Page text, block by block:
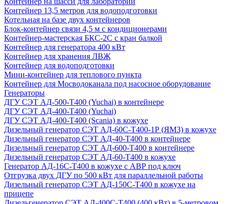
Контейнер 13,5 метров для водоподготовки
Котельная на базе двух контейнеров
Блок-контейнер связи 4,5 м с кондиционерами
Контейнер-мастерская БКС-2С с кран балкой
Контейнер для генератора 400 кВт
Контейнер для хранения ЛВЖ
Контейнер для водоподготовки
Мини-контейнер для теплового пункта
Контейнер для Мосводоканала под насосное оборудование
Генераторы
ДГУ СЭТ АД-500-Т400 (Yuchai) в контейнере
ДГУ СЭТ АД-400-Т400 (Yuchai)
ДГУ СЭТ АД-400-Т400 (Scania) в кожухе
Дизельный генератор СЭТ АД-60С-Т400-1Р (ЯМЗ) в кожухе
Дизельный генератор СЭТ АД-40-Т400 в контейнере
Дизельный генератор СЭТ АД-600-Т400 в контейнере
Дизельный генератор СЭТ АД-60-Т400 в кожухе
Генератор АД-16С-Т400 в кожухе с АВР под ключ
Отгрузка двух ДГУ по 500 кВт для параллельной работы
Дизельный генератор СЭТ АД-150С-Т400 в кожухе на
прицепе